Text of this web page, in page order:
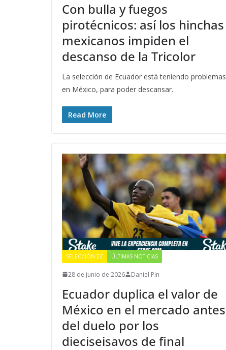
Con bulla y fuegos
pirotécnicos: así los hinchas
mexicanos impiden el
descanso de la Tricolor
La selección de Ecuador está teniendo problemas
en México, para poder descansar.
Read More
SELECCIÓN EC ÚLTIMAS NOTICIAS
28 de junio de 2026 Daniel Pin
Ecuador duplica el valor de
México en el mercado antes
del duelo por los
dieciseisavos de final